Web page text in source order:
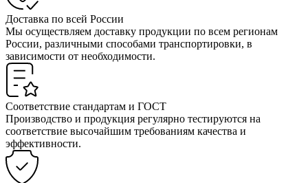
Доставка по всей России
Мы осуществляем доставку продукции по всем регионам
России, различными способами транспортировки, в
зависимости от необходимости.
Соответствие стандартам и ГОСТ
Производство и продукция регулярно тестируются на
соответствие высочайшим требованиям качества и
эффективности.